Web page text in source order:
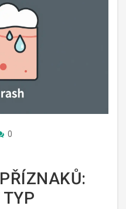
0